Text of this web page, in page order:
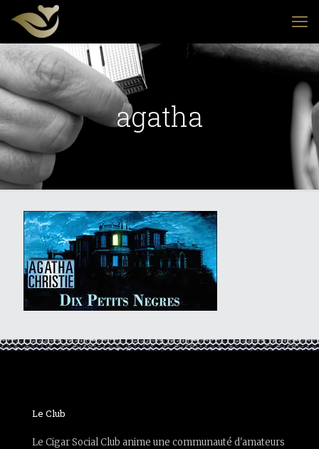
agatha
Le Club
Le Cigar Social Club anime une communauté d'amateurs